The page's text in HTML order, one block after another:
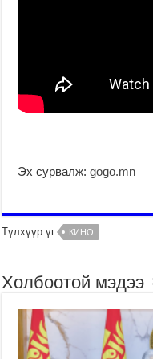
Эх сурвалж:gogo.mn
Түлхүүр үг КИНО
Холбоотой мэдээ